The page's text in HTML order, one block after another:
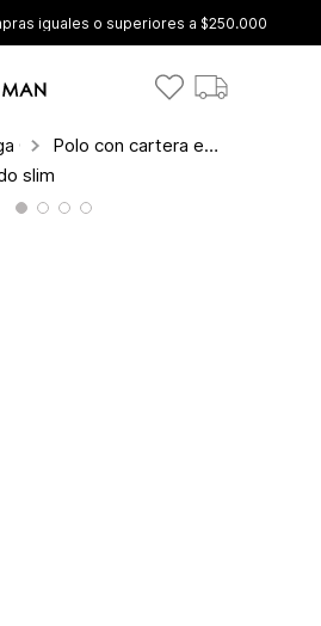
iguales o superiores a $250.000
Corta Polo con cartera en tejido slim